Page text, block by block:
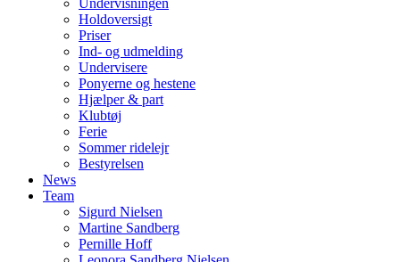
Holdoversigt
Priser
Ind- og udmelding
Undervisere
Ponyerne og hestene
Hjælper & part
Klubtøj
Ferie
Sommer ridelejr
Bestyrelsen
News
Team
Sigurd Nielsen
Martine Sandberg
Pernille Hoff